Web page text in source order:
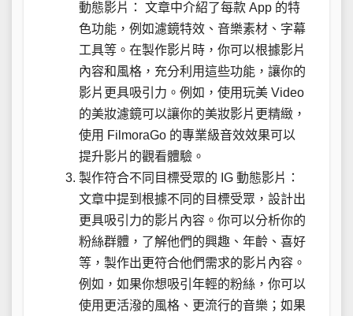
動態影片： 文章中介紹了每款 App 的特
色功能，例如濾鏡特效、音樂素材、字幕
工具等。在製作影片時，你可以根據影片
內容和風格，充分利用這些功能，讓你的
影片更具吸引力。例如，使用玩美 Video
的美妝濾鏡可以讓你的美妝影片更精緻，
使用 FilmoraGo 的專業級音效效果可以
提升影片的觀看體驗。
製作符合不同目標受眾的 IG 動態影片：
文章中提到根據不同的目標受眾，設計出
更具吸引力的影片內容。你可以分析你的
粉絲群體，了解他們的興趣、年齡、喜好
等，製作出更符合他們需求的影片內容。
例如，如果你想吸引年輕的粉絲，你可以
使用更活潑的風格、更流行的音樂；如果